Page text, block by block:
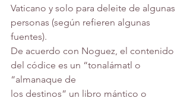
Vaticano y solo para deleite de algunas
personas (según refieren algunas
fuentes).
De acuerdo con Noguez, el contenido
del códice es un “tonalámatl o
“almanaque de
los destinos” un libro mántico o